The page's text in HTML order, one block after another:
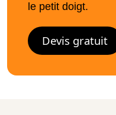
le petit doigt.
Devis gratuit